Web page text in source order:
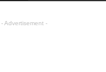
- Advertisement -